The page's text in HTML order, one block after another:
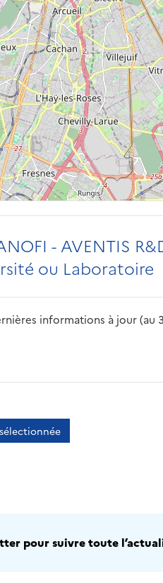
- AVENTIS
ou Laboratoire
informations à jour (au
pour suivre toute